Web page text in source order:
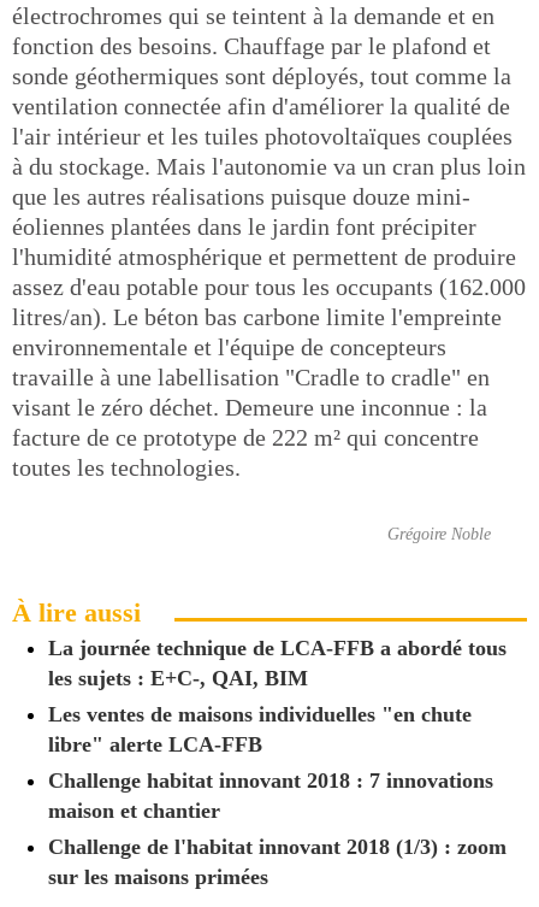
électrochromes qui se teintent à la demande et en
fonction des besoins. Chauffage par le plafond et
sonde géothermiques sont déployés, tout comme la
ventilation connectée afin d'améliorer la qualité de
l'air intérieur et les tuiles photovoltaïques couplées
à du stockage. Mais l'autonomie va un cran plus loin
que les autres réalisations puisque douze mini-
éoliennes plantées dans le jardin font précipiter
l'humidité atmosphérique et permettent de produire
assez d'eau potable pour tous les occupants (162.000
litres/an). Le béton bas carbone limite l'empreinte
environnementale et l'équipe de concepteurs
travaille à une labellisation "Cradle to cradle" en
visant le zéro déchet. Demeure une inconnue : la
facture de ce prototype de 222 m² qui concentre
toutes les technologies.
Grégoire Noble
À lire aussi
La journée technique de LCA-FFB a abordé tous
les sujets : E+C-, QAI, BIM
Les ventes de maisons individuelles "en chute
libre" alerte LCA-FFB
Challenge habitat innovant 2018 : 7 innovations
maison et chantier
Challenge de l'habitat innovant 2018 (1/3) : zoom
sur les maisons primées